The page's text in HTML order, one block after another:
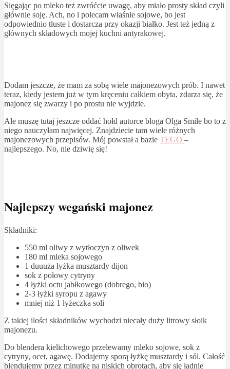
Sięgając po mleko też zwróćcie uwagę, aby miało prosty skład czyli
głównie soję. Ach, no i polecam właśnie sojowe, bo jest
odpowiednio tłuste i dostarcza przy okazji białko. Jest też jedną z
głównych składowych mojej kuchni antyrakowej.
Dodam jeszcze, że mam za sobą wiele majonezowych prób. I nawet
teraz, kiedy jestem już w tym kręceniu całkiem obyta, zdarza się, że
majonez się zwarzy i po prostu nie wyjdzie.
Ale muszę tutaj jeszcze oddać hołd autorce bloga Olga Smile bo to z
niego nauczyłam najwięcej. Znajdziecie tam wiele różnych
majonezowych przepisów. Mój powstał a bazie TEGO –
najlepszego. No, nie dziwię się!
Najlepszy wegański majonez
Składniki:
550 ml oliwy z wytłoczyn z oliwek
180 ml mleka sojowego
1 duuuża łyżka musztardy dijon
sok z połowy cytryny
4 łyżki octu jabłkowego (dobrego, bio)
2-3 łyżki syropu z agawy
mniej niż 1 łyżeczka soli
Z takiej ilości składników wychodzi niecały duży litrowy słoik
majonezu.
Do blendera kielichowego przelewamy mleko sojowe, sok z
cytryny, ocet, agawę. Dodajemy sporą łyżkę musztardy i sól. Całość
blendujemy przez minutkę na niskich obrotach, aby się ładnie